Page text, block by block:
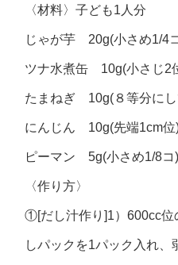
〈材料〉子ども1人分
じゃが芋 20g(小さめ1/4
ツナ水煮缶 10g(小さじ2
たまねぎ 10g(８等分に
にんじん 10g(先端1cm位
ピーマン 5g(小さめ1/8コ)
〈作り方〉
①[だし汁作り]1）600cc位
しパックを1パック入れ、